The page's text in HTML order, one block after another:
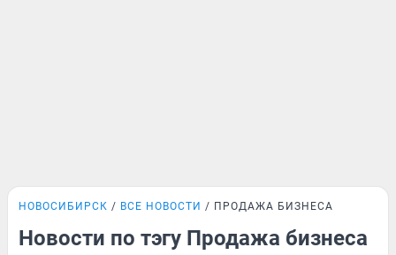
НОВОСИБИРСК ВСЕ НОВОСТИ ПРОДАЖА БИЗНЕСА
Новости по тэгу Продажа бизнеса